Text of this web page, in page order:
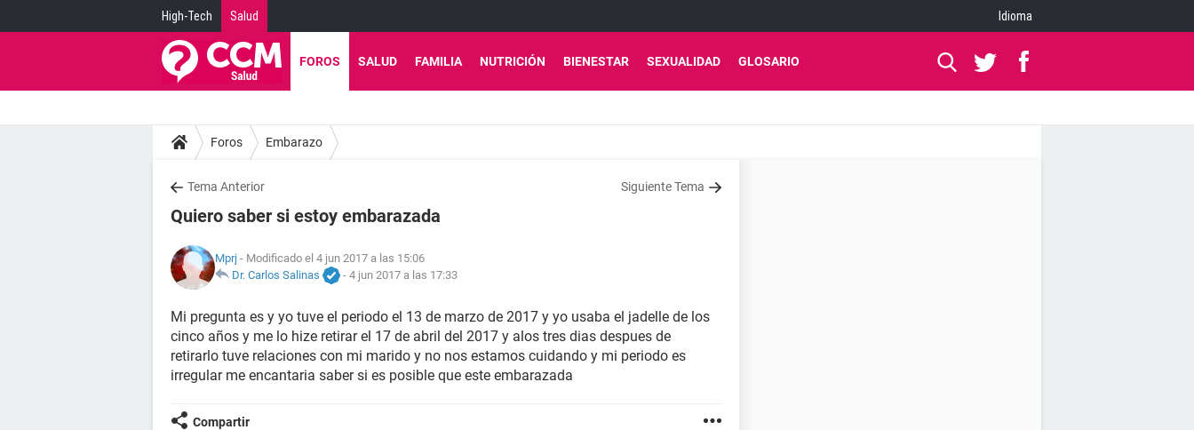
High-Tech Salud Idioma
FOROS SALUD FAMILIA NUTRICIÓN BIENESTAR SEXUALIDAD GLOSARIO
Foros Embarazo
Tema Anterior Siguiente Tema
Quiero saber si estoy embarazada
Mprj - Modificado el 4 jun 2017 a las 15:06
Dr. Carlos Salinas
- 4 jun 2017 a las 17:33
Mi pregunta es y yo tuve el periodo el 13 de marzo de 2017 y yo usaba el jadelle de los
cinco años y me lo hize retirar el 17 de abril del 2017 y alos tres dias despues de
retirarlo tuve relaciones con mi marido y no nos estamos cuidando y mi periodo es
irregular me encantaria saber si es posible que este embarazada
Compartir